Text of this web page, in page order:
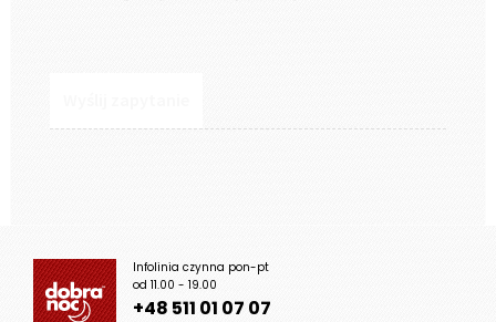
Infolinia czynna pon-pt
od 11.00 - 19.00
+48 511 01 07 07